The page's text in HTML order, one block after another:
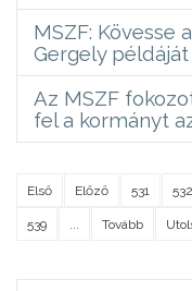
MSZF: Kövesse
Gergely példáját
Az MSZF
fel a kormányt
Első Előző 531 532
539 Tovább